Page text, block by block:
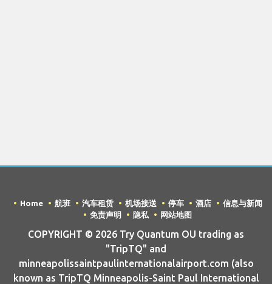
Home 航班 汽车租赁 机场接送 停车 酒店
信息与新闻
免责声明
隐私 网站地图
COPYRIGHT © 2026 Try Quantum OU trading as
"TripTQ" and
minneapolissaintpaulinternationalairport.com (also
known as TripTQ Minneapolis-Saint Paul International